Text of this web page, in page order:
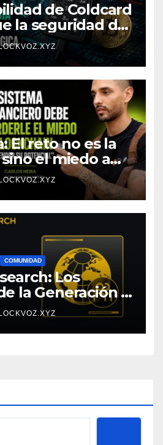
de Coldcard
la seguridad de
depende de
tecnológica,
Research
El reto no es la
el miedo a
COMUNIDAD
Los
la Generación Z
jóvenes y
disciplina